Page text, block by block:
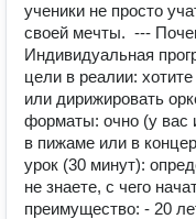
ученики не просто
своей мечты. ---
Индивидуальная
цели в реалии:
или дирижировать
форматы: очно (у вас
в пижаме или в
урок (30 минут):
не знаете, с чего
преимущество: - 20